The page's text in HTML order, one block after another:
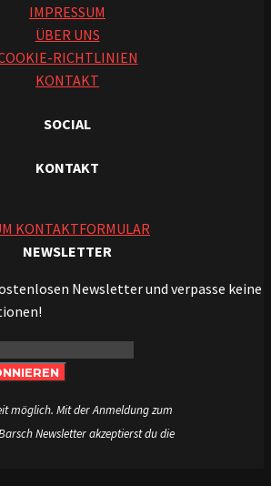
IMPRESSUM
ÜBER UNS
RICHTLINIEN
KONTAKT
SOCIAL
KONTAKT
KONTAKTFORMULAR
NEWSLETTER
Newsletter und verpasse keine
möglich. Mit der Anmeldung zum
Newsletter akzeptierst du die